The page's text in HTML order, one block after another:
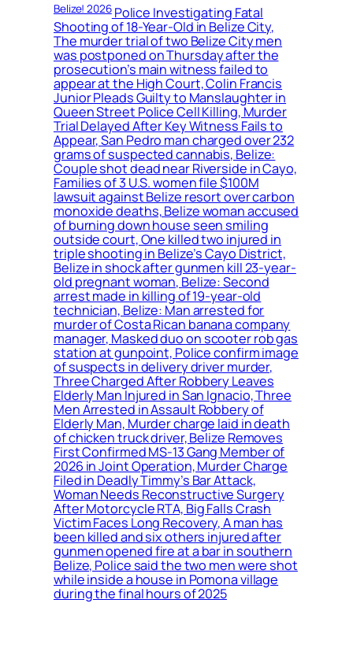
Belize! 2026Police Investigating Fatal
Shooting of 18-Year-Old in Belize City,
The murder trial of two Belize City men
was postponed on Thursday after the
prosecution’s main witness failed to
appear at the High Court, Colin Francis
Junior Pleads Guilty to Manslaughter in
Queen Street Police Cell Killing, Murder
Trial Delayed After Key Witness Fails to
Appear, San Pedro man charged over 232
grams of suspected cannabis, Belize:
Couple shot dead near Riverside in Cayo,
Families of 3 U.S. women file $100M
lawsuit against Belize resort over carbon
monoxide deaths, Belize woman accused
of burning down house seen smiling
outside court, One killed two injured in
triple shooting in Belize’s Cayo District,
Belize in shock after gunmen kill 23-year-
old pregnant woman, Belize: Second
arrest made in killing of 19-year-old
technician, Belize: Man arrested for
murder of Costa Rican banana company
manager, Masked duo on scooter rob gas
station at gunpoint, Police confirm image
of suspects in delivery driver murder,
Three Charged After Robbery Leaves
Elderly Man Injured in San Ignacio, Three
Men Arrested in Assault Robbery of
Elderly Man, Murder charge laid in death
of chicken truck driver, Belize Removes
First Confirmed MS-13 Gang Member of
2026 in Joint Operation, Murder Charge
Filed in Deadly Timmy’s Bar Attack,
Woman Needs Reconstructive Surgery
After Motorcycle RTA, Big Falls Crash
Victim Faces Long Recovery, A man has
been killed and six others injured after
gunmen opened fire at a bar in southern
Belize, Police said the two men were shot
while inside a house in Pomona village
during the final hours of 2025